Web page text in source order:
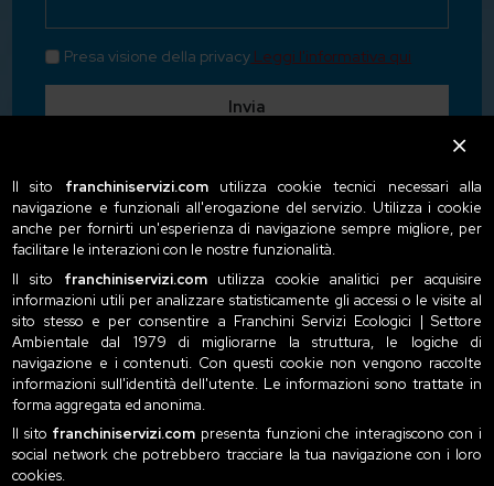
Presa visione della privacy Leggi l'informativa qui
Invia
Il sito franchiniservizi.comutilizza cookie tecnici necessari alla
navigazione e funzionali all'erogazione del servizio. Utilizza i cookie
anche per fornirti un'esperienza di navigazione sempre migliore, per
facilitare le interazioni con le nostre funzionalità.
Il sito franchiniservizi.comutilizza cookie analitici per acquisire
informazioni utili per analizzare statisticamente gli accessi o le visite al
sito stesso e per consentire a Franchini Servizi Ecologici | Settore
Ambientale dal 1979 di migliorarne la struttura, le logiche di
navigazione e i contenuti. Con questi cookie non vengono raccolte
informazioni sull'identità dell'utente. Le informazioni sono trattate in
forma aggregata ed anonima.
Il sito franchiniservizi.com presenta funzioni che interagiscono con i
social network che potrebbero tracciare la tua navigazione con i loro
cookies.